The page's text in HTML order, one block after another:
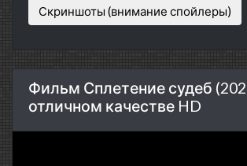
Скриншоты (внимание спойлеры)
Фильм Сплетение судеб
отличном качестве HD